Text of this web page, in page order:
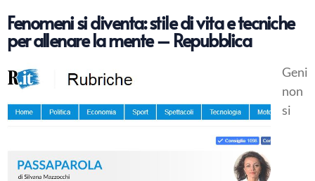
Fenomeni si diventa: stile di vita e tecniche
per allenare la mente – Repubblica
Geni
non
si